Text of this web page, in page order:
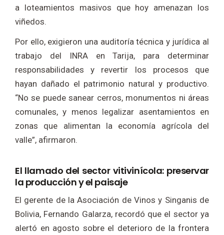
a loteamientos masivos que hoy amenazan los
viñedos.
Por ello, exigieron una auditoría técnica y jurídica al
trabajo del INRA en Tarija, para determinar
responsabilidades y revertir los procesos que
hayan dañado el patrimonio natural y productivo.
“No se puede sanear cerros, monumentos ni áreas
comunales, y menos legalizar asentamientos en
zonas que alimentan la economía agrícola del
valle”, afirmaron.
El llamado del sector vitivinícola: preservar
la producción y el paisaje
El gerente de la Asociación de Vinos y Singanis de
Bolivia, Fernando Galarza, recordó que el sector ya
alertó en agosto sobre el deterioro de la frontera